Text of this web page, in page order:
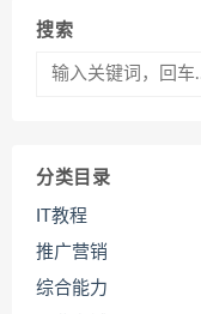
搜索
分类目录
IT教程
推广营销
综合能力